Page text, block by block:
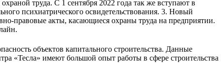
труда. С 1 сентября 2022 года так же вступают в
психиатрического освидетельствования. 3. Новый
правовые акты, касающиеся охраны труда на предприятии.
объектов капитального строительства. Данные
«Тесла» имеют большой опыт работы в сфере строительства